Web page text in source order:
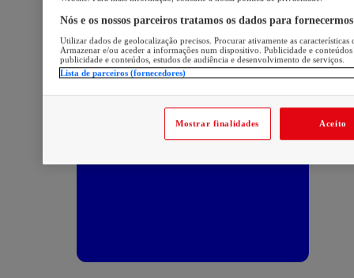
Nós e os nossos parceiros tratamos os dados para
Utilizar dados de geolocalização precisos. Procurar ativamente as
Armazenar e/ou aceder a informações num dispositivo. Publicidade e
publicidade e conteúdos, estudos de audiência e desenvolvimento de serviços.
Lista de parceiros (fornecedores)
Mostrar finalidades Aceito